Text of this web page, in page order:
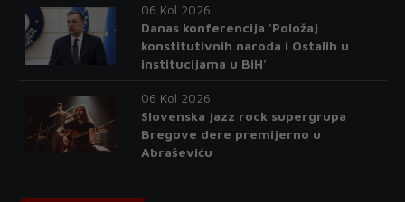
06 Kol 2026
Danas konferencija 'Položaj
konstitutivnih naroda i Ostalih u
institucijama u BiH'
06 Kol 2026
Slovenska jazz rock supergrupa
Bregove dere premijerno u
Abraševiću